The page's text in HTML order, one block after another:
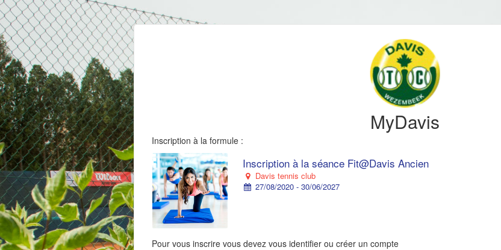
MyDavis
Inscription à la formule :
Inscription à la séance Fit@Davis Ancien
Davis tennis club
27/08/2020 - 30/06/2027
Pour vous inscrire vous devez vous identifier ou créer un compte